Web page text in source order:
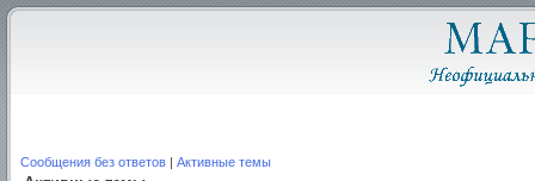
Сообщения без ответов | Активные темы